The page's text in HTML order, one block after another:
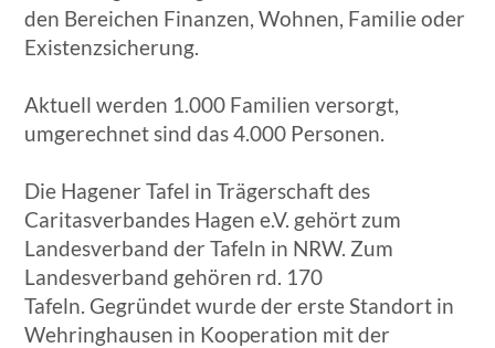
den Bereichen Finanzen, Wohnen, Familie oder
Existenzsicherung.
Aktuell werden 1.000 Familien versorgt,
umgerechnet sind das 4.000 Personen.
Die Hagener Tafel in Trägerschaft des
Caritasverbandes Hagen e.V. gehört zum
Landesverband der Tafeln in NRW. Zum
Landesverband gehören rd. 170
Tafeln. Gegründet wurde der erste Standort in
Wehringhausen in Kooperation mit der